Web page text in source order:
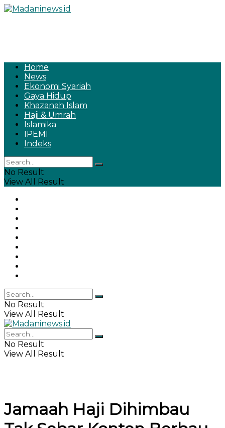
Home
News
Ekonomi Syariah
Gaya Hidup
Khazanah Islam
Haji & Umrah
Islamika
IPEMI
Indeks
No Result
View All Result
No Result
View All Result
No Result
View All Result
Jamaah Haji Dihimbau